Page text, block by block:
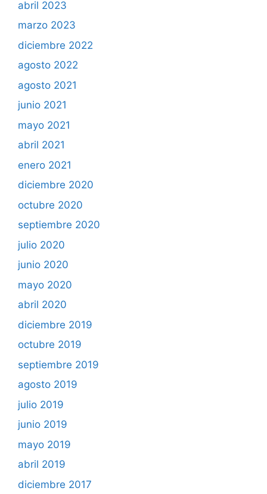
abril 2023
marzo 2023
diciembre 2022
agosto 2022
agosto 2021
junio 2021
mayo 2021
abril 2021
enero 2021
diciembre 2020
octubre 2020
septiembre 2020
julio 2020
junio 2020
mayo 2020
abril 2020
diciembre 2019
octubre 2019
septiembre 2019
agosto 2019
julio 2019
junio 2019
mayo 2019
abril 2019
diciembre 2017